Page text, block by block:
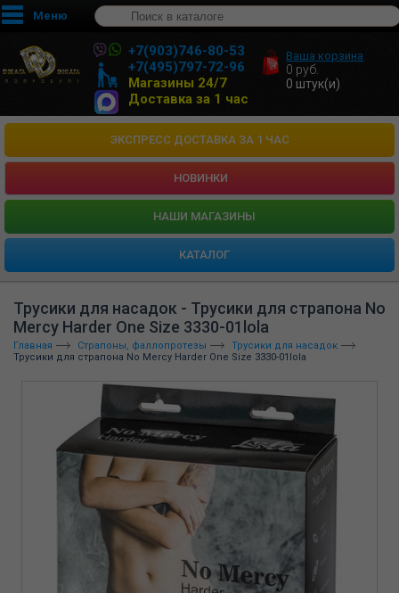
Меню
+7(903)746-80-53
+7(495)797-72-96
Магазины 24/7
Доставка за 1 час
Ваша корзина
0 руб.
0 штук(и)
ЭКСПРЕСС ДОСТАВКА ЗА 1 ЧАС
НОВИНКИ
HАШИ МАГАЗИНЫ
КАТАЛОГ
Трусики для насадок - Трусики для страпона No
Mercy Harder One Size 3330-01lola
Главная Страпоны, фаллопротезы
Трусики для насадок
Трусики для страпона No Mercy Harder One Size 3330-01lola